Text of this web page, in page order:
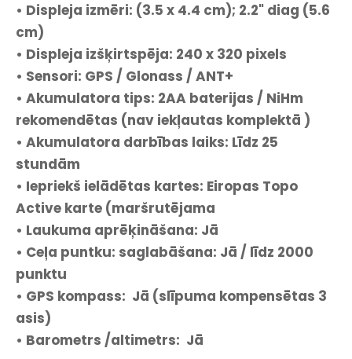
• Displeja izmēri: (3.5 x 4.4 cm); 2.2" diag (5.6
cm)
• Displeja izšķirtspēja: 240 x 320 pixels
• Sensori: GPS / Glonass / ANT+
• Akumulatora tips: 2AA baterijas / NiHm
rekomendētas (nav iekļautas komplektā )
• Akumulatora darbības laiks: Līdz 25
stundām
• Iepriekš ielādētas kartes: Eiropas Topo
Active karte (maršrutējama
• Laukuma aprēķināšana: Jā
• Ceļa puntku: saglabāšana: Jā / līdz 2000
punktu
• GPS kompass: Jā (slīpuma kompensētas 3
asis)
• Barometrs /altimetrs: Jā